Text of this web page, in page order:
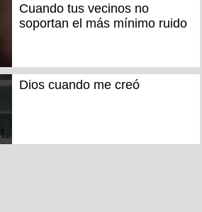
Cuando tus vecinos no
soportan el más mínimo ruido
Dios cuando me creó